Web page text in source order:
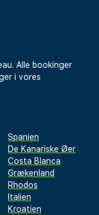
Alle bookinger
i vores
Spanien
De Kanariske Øer
Costa Blanca
Grækenland
Rhodos
Italien
Kroatien